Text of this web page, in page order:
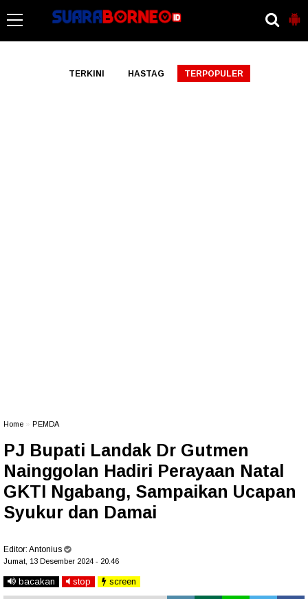
TERKINI HASTAG TERPOPULER
Home PEMDA
PJ Bupati Landak Dr Gutmen
Nainggolan Hadiri Perayaan Natal
GKTI Ngabang, Sampaikan Ucapan
Syukur dan Damai
Editor: Antonius
Jumat, 13 Desember 2024 - 20.46
bacakan stop screen